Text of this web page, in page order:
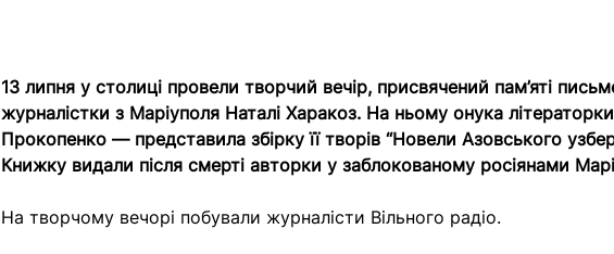
13 липня у столиці провели творчий вечір, присвячений пам’яті
журналістки з Маріуполя Наталі Харакоз. На ньому онука
Прокопенко — представила збірку її творів “Новели Азовського
Книжку видали після смерті авторки у заблокованому росіянами
На творчому вечорі побували журналісти Вільного радіо.